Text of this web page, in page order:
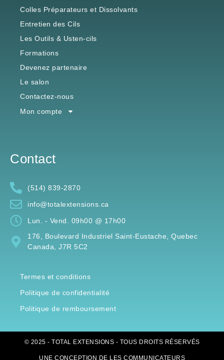
Colles Préparateurs et Dissolvants
Entretien des Cils
Les Outils & Usten-cils
Formations
Devenez partenaire
Le salon
Contactez-nous
Mon compte
Contact
(514) 839-2870
info@totalextensions.ca
Lun. - Vend. 09h00 @ 17h00
176, Boulevard Industriel Saint-Eustache, Quebec
Canada, J7R 5C2
Termes et conditions
Politique de confidentialité
Politique de remboursement
© 2025 - TOTAL EXTENSIONS - TOUS DROITS RÉSERVÉS
UNE CONCEPTION DE LES COMMUNICATEURS